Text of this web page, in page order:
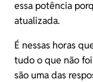
essa potência
atualizada.
É nessas horas
tudo o que não
são uma das